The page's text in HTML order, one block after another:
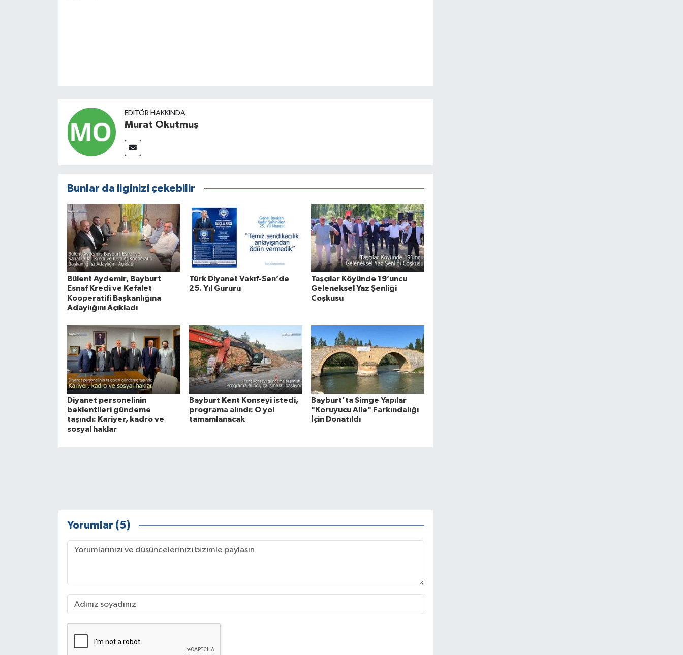
EDITÖR HAKKINDA
Murat Okutmuş
Bunlar da ilginizi çekebilir
Bülent Aydemir, Bayburt
Esnaf Kredi ve Kefalet
Kooperatifi Başkanlığına
Adaylığını Açıkladı
Türk Diyanet Vakıf-Sen’de
25. Yıl Gururu
Taşçılar Köyünde 19’uncu
Geleneksel Yaz Şenliği
Coşkusu
Diyanet personelinin
beklentileri gündeme
taşındı: Kariyer, kadro ve
sosyal haklar
Bayburt Kent Konseyi istedi,
programa alındı: O yol
tamamlanacak
Bayburt’ta Simge Yapılar
"Koruyucu Aile" Farkındalığı
İçin Donatıldı
Yorumlar (5)